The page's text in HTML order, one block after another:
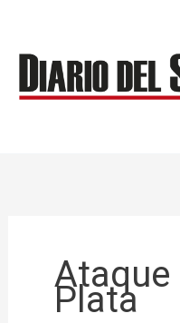
contenido
Ataque
Plata